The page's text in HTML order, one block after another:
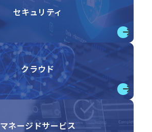
セキュリティ
→
クラウド
→
マネージドサービス